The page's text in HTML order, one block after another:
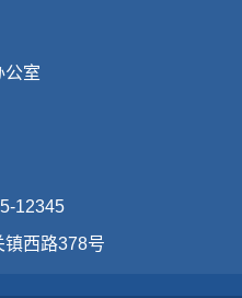
公室
12345
西路378号